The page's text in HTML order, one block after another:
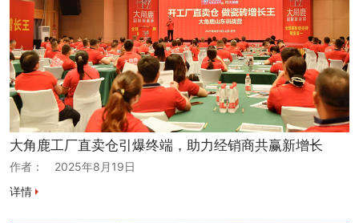
大角鹿工厂直卖仓引爆终端，助力经销商共赢新增长
作者：
2025年8月19日
详情